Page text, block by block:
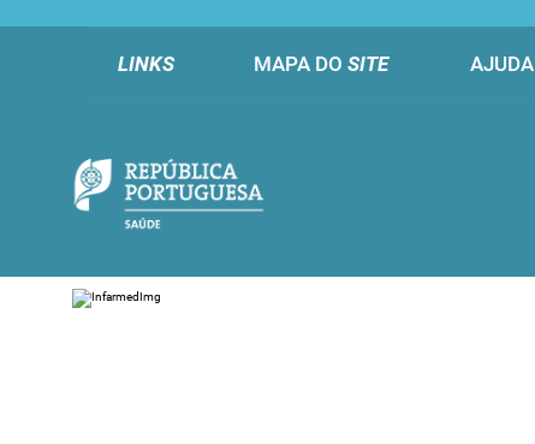
LINKS MAPA DO SITE AJUDA